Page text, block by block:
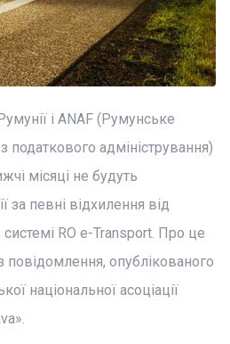
і ANAF (Румунське
податкового адміністрування)
місяці не будуть
за певні відхилення від
системі RO e-Transport. Про це
повідомлення, опублікованого
національної асоціації